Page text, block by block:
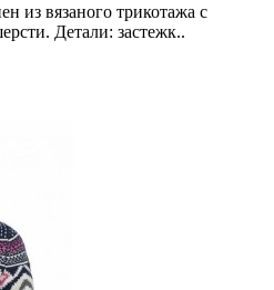
из вязаного трикотажа с
Детали: застежк..